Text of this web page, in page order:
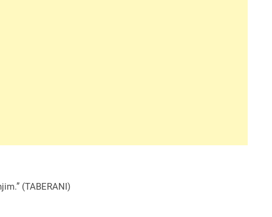
(TABERANI)